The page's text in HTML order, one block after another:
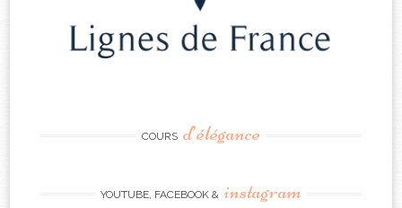
COURS d’élégance
YOUTUBE, FACEBOOK & instagram